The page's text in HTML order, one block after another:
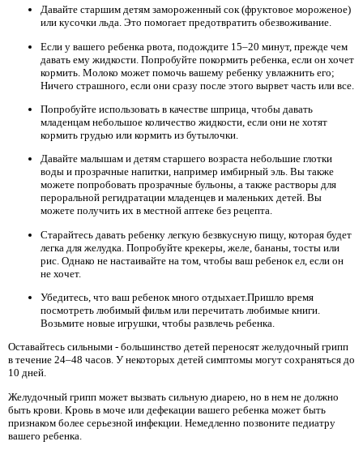
Давайте старшим детям замороженный сок (фруктовое мороженое)
или кусочки льда. Это помогает предотвратить обезвоживание.
Если у вашего ребенка рвота, подождите 15–20 минут, прежде чем
давать ему жидкости. Попробуйте покормить ребенка, если он хочет
кормить. Молоко может помочь вашему ребенку увлажнить его;
Ничего страшного, если они сразу после этого вырвет часть или все.
Попробуйте использовать в качестве шприца, чтобы давать
младенцам небольшое количество жидкости, если они не хотят
кормить грудью или кормить из бутылочки.
Давайте малышам и детям старшего возраста небольшие глотки
воды и прозрачные напитки, например имбирный эль. Вы также
можете попробовать прозрачные бульоны, а также растворы для
пероральной регидратации младенцев и маленьких детей. Вы
можете получить их в местной аптеке без рецепта.
Старайтесь давать ребенку легкую безвкусную пищу, которая будет
легка для желудка. Попробуйте крекеры, желе, бананы, тосты или
рис. Однако не настаивайте на том, чтобы ваш ребенок ел, если он
не хочет.
Убедитесь, что ваш ребенок много отдыхает.Пришло время
посмотреть любимый фильм или перечитать любимые книги.
Возьмите новые игрушки, чтобы развлечь ребенка.
Оставайтесь сильными - большинство детей переносят желудочный грипп
в течение 24–48 часов. У некоторых детей симптомы могут сохраняться до
10 дней.
Желудочный грипп может вызвать сильную диарею, но в нем не должно
быть крови. Кровь в моче или дефекации вашего ребенка может быть
признаком более серьезной инфекции. Немедленно позвоните педиатру
вашего ребенка.